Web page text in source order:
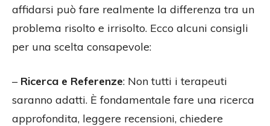
affidarsi può fare realmente la differenza tra un
problema risolto e irrisolto. Ecco alcuni consigli
per una scelta consapevole:
– Ricerca e Referenze: Non tutti i terapeuti
saranno adatti. È fondamentale fare una ricerca
approfondita, leggere recensioni, chiedere